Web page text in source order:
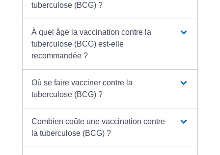
tuberculose (BCG) ?
À quel âge la vaccination contre la
tuberculose (BCG) est-elle
recommandée ?
Où se faire vacciner contre la
tuberculose (BCG) ?
Combien coûte une vaccination contre
la tuberculose (BCG) ?